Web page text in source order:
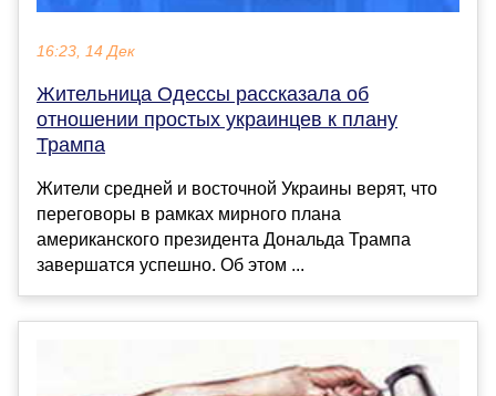
16:23, 14 Дек
Жительница Одессы рассказала об
отношении простых украинцев к плану
Трампа
Жители средней и восточной Украины верят, что
переговоры в рамках мирного плана
американского президента Дональда Трампа
завершатся успешно. Об этом ...